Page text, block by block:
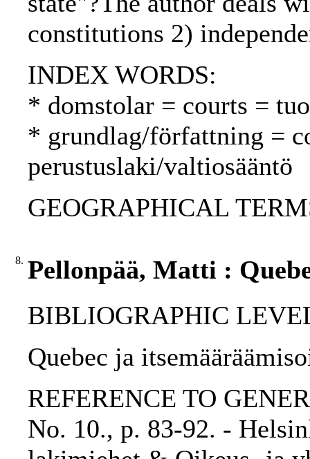
constitutions 2)
INDEX WORDS:
* domstolar = courts =
* grundlag/författning =
perustuslaki/valtiosääntö
GEOGRAPHICAL
8. Pellonpää, Matti :
BIBLIOGRAPHIC
Quebec ja
REFERENCE TO
No. 10., p. 83-92. -